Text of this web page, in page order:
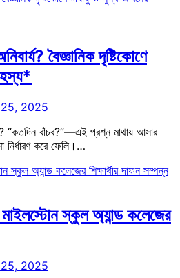
বৈজ্ঞানিক দৃষ্টিকোণে
2025
“কতদিন বাঁচব?”—এই প্রশ্ন মাথায় আসার
নির্ধারণ করে ফেলি।…
মাইলস্টোন স্কুল অ্যান্ড কলেজের
2025